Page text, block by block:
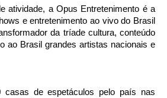
atividade, a Opus Entretenimento é a
e entretenimento ao vivo do Brasil
da tríade cultura, conteúdo
ao Brasil grandes artistas nacionais e
casas de espetáculos pelo país nas